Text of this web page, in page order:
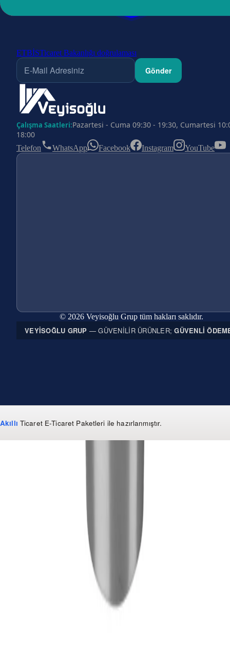
ETBİSTicaret Bakanlığı doğrulaması
Gönder
Çalışma Saatleri:Pazartesi - Cuma 09:30 - 19:30, Cumartesi
18:00
Telefon WhatsApp Facebook Instagram YouTube
© 2026 Veyisoğlu Grup tüm hakları saklıdır.
VEYISOĞLU GRUP — GÜVENILIR ÜRÜNLER;GÜVENLI
Akıllı Ticaret E-Ticaret Paketleri ile hazırlanmıştır.